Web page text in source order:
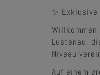
✨
Lustenau,
Niveau
Auf einem